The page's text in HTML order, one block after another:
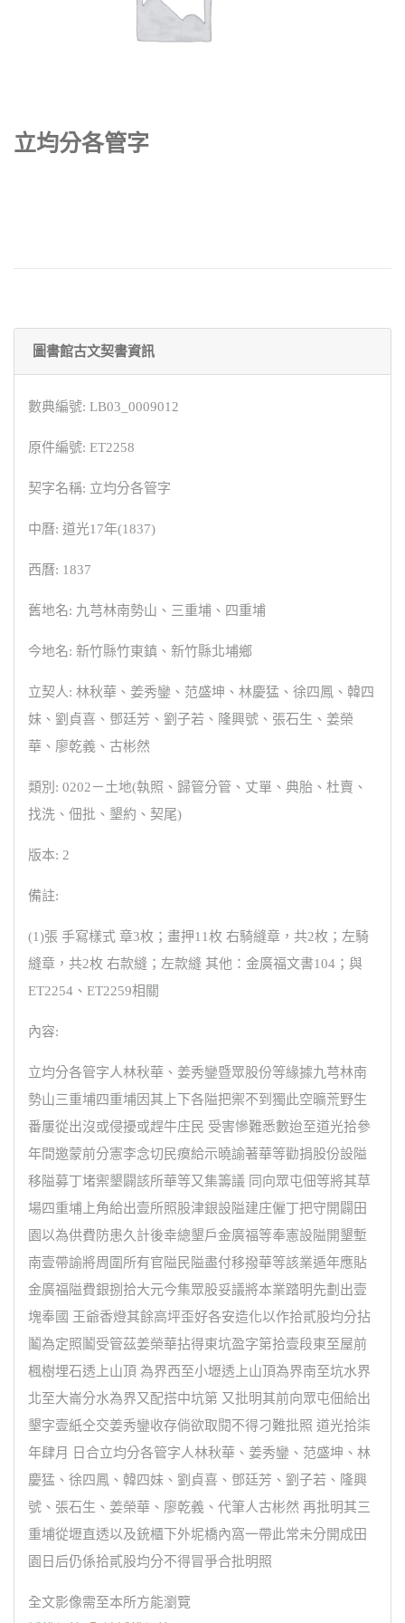
立均分各管字
圖書館古文契書資訊
數典編號: LB03_0009012
原件編號: ET2258
契字名稱: 立均分各管字
中曆: 道光17年(1837)
西曆: 1837
舊地名: 九芎林南勢山、三重埔、四重埔
今地名: 新竹縣竹東鎮、新竹縣北埔鄉
立契人: 林秋華、姜秀鑾、范盛坤、林慶猛、徐四鳳、韓四
妹、劉貞喜、鄧廷芳、劉子若、隆興號、張石生、姜榮
華、廖乾義、古彬然
類別: 0202－土地(執照、歸管分管、丈單、典胎、杜賣、
找洗、佃批、墾約、契尾)
版本: 2
備註:
(1)張 手寫樣式 章3枚；畫押11枚 右騎縫章，共2枚；左騎
縫章，共2枚 右款縫；左款縫 其他：金廣福文書104；與
ET2254、ET2259相關
內容:
立均分各管字人林秋華、姜秀鑾暨眾股份等緣據九芎林南
勢山三重埔四重埔因其上下各隘把禦不到獨此空曠荒野生
番屢從出沒或侵擾或趕牛庄民 受害慘難悉數迨至道光拾參
年間邀蒙前分憲李念切民瘼給示曉諭著華等勸捐股份設隘
移隘募丁堵禦墾闢該所華等又集籌議 同向眾屯佃等將其草
場四重埔上角給出壹所照股津銀設隘建庄僱丁把守開闢田
園以為供費防患久計後幸總墾戶金廣福等奉憲設隘開墾塹
南壹帶諭將周圍所有官隘民隘盡付移撥華等該業遁年應貼
金廣福隘費銀捌拾大元今集眾股妥議將本業踏明先劃出壹
塊奉國 王爺香燈其餘高坪歪好各安造化以作拾貳股均分拈
鬮為定照鬮受管茲姜榮華拈得東坑盈字第拾壹段東至屋前
楓樹埋石透上山頂 為界西至小壢透上山頂為界南至坑水界
北至大崙分水為界又配搭中坑第 又批明其前向眾屯佃給出
墾字壹紙仝交姜秀鑾收存倘欲取閱不得刁難批照 道光拾柒
年肆月 日合立均分各管字人林秋華、姜秀鑾、范盛坤、林
慶猛、徐四鳳、韓四妹、劉貞喜、鄧廷芳、劉子若、隆興
號、張石生、姜榮華、廖乾義、代筆人古彬然 再批明其三
重埔從壢直透以及銃櫃下外坭橋內窩一帶此常未分開成田
園日后仍係拾貳股均分不得冒爭合批明照
全文影像需至本所方能瀏覽